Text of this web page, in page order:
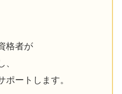
格者が
ポートします。